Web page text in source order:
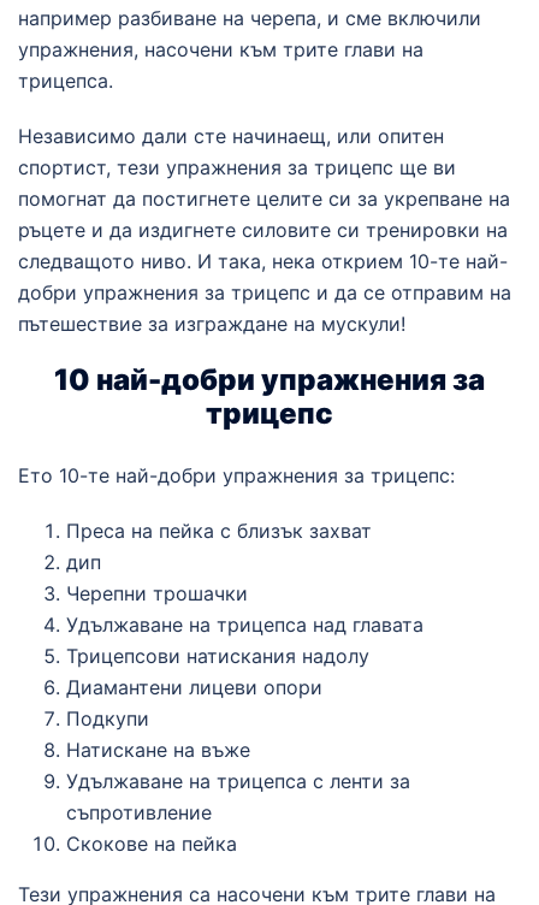
например разбиване на черепа, и сме включили
упражнения, насочени към трите глави на
трицепса.
Независимо дали сте начинаещ, или опитен
спортист, тези упражнения за трицепс ще ви
помогнат да постигнете целите си за укрепване на
ръцете и да издигнете силовите си тренировки на
следващото ниво. И така, нека открием 10-те най-
добри упражнения за трицепс и да се отправим на
пътешествие за изграждане на мускули!
10 най-добри упражнения за
трицепс
Ето 10-те най-добри упражнения за трицепс:
Преса на пейка с близък захват
дип
Черепни трошачки
Удължаване на трицепса над главата
Трицепсови натискания надолу
Диамантени лицеви опори
Подкупи
Натискане на въже
Удължаване на трицепса с ленти за
съпротивление
Скокове на пейка
Тези упражнения са насочени към трите глави на